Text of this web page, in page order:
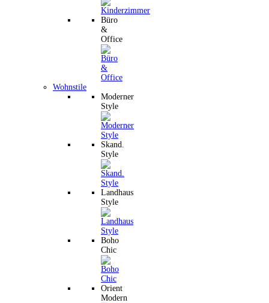
Büro
&
Office
Wohnstile
Moderner
Style
Skand.
Style
Landhaus
Style
Boho
Chic
Orient
Modern